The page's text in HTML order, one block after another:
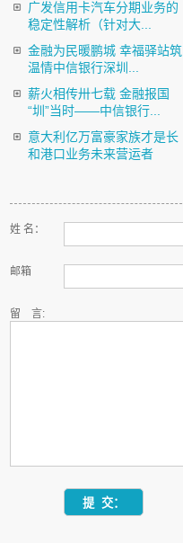
广发信用卡汽车分期业务的
稳定性解析（针对大...
金融为民暖鹏城 幸福驿站筑
温情中信银行深圳...
薪火相传卅七载 金融报国
“圳”当时——中信银行...
意大利亿万富豪家族才是长
和港口业务未来营运者
姓 名：
邮箱
留 言: